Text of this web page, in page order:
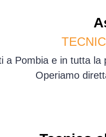
a Pombia e in tutta
Operiamo